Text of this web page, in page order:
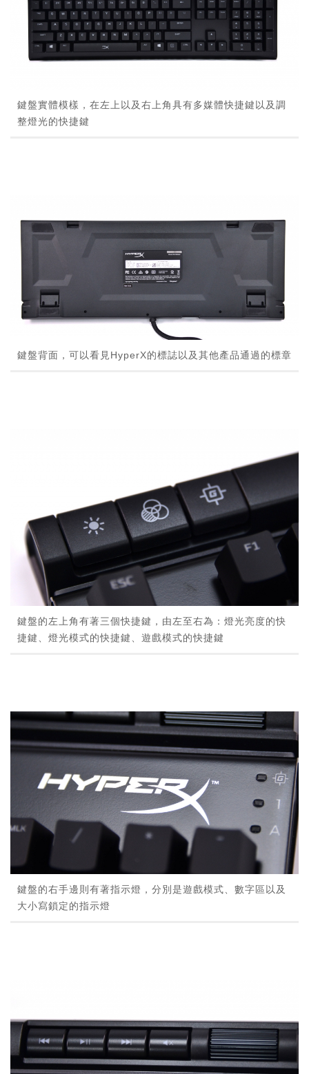
鍵盤實體模樣，在左上以及右上角具有多媒體快捷鍵以及調
整燈光的快捷鍵
鍵盤背面，可以看見HyperX的標誌以及其他產品通過的標章
鍵盤的左上角有著三個快捷鍵，由左至右為：燈光亮度的快
捷鍵、燈光模式的快捷鍵、遊戲模式的快捷鍵
鍵盤的右手邊則有著指示燈，分別是遊戲模式、數字區以及
大小寫鎖定的指示燈